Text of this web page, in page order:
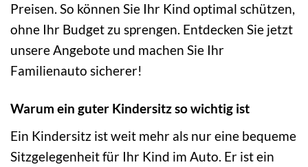
Preisen. So können Sie Ihr Kind optimal schützen,
ohne Ihr Budget zu sprengen. Entdecken Sie jetzt
unsere Angebote und machen Sie Ihr
Familienauto sicherer!
Warum ein guter Kindersitz so wichtig ist
Ein Kindersitz ist weit mehr als nur eine bequeme
Sitzgelegenheit für Ihr Kind im Auto. Er ist ein